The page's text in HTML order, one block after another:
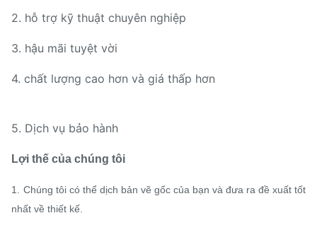
2. hỗ trợ kỹ thuật chuyên nghiệp
3. hậu mãi tuyệt vời
4. chất lượng cao hơn và giá thấp hơn
5. Dịch vụ bảo hành
Lợi thế của chúng tôi
1.
Chúng tôi có thể dịch bản vẽ gốc của bạn và đưa ra đề xuất tốt
nhất về thiết kế.